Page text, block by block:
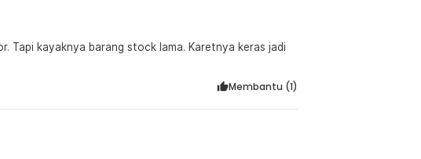
Tapi kayaknya barang stock lama. Karetnya keras jadi
Membantu (1)